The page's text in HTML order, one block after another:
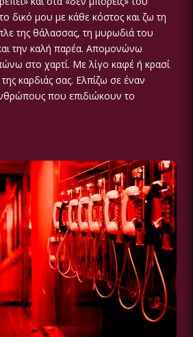
δικό μου με κάθε κόστος και ζω τη
της θάλασσας, τη μυρωδιά του
την καλή παρέα. Απομονώνω
στο χαρτί. Με λίγο καφέ ή κρασί
καρδιάς σας. Ελπίζω σε έναν
που επιδιώκουν το